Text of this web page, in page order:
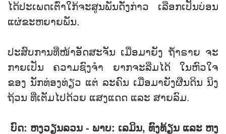
ໄດ້ປະເພດເຕົ່າໃກ້ຈະສູນພັນດັ່ງກ່າວ ເລືອກເປັນບ່ອນ
ແຜ່ຂະຫຍາຍພັນ.
ປະສົບການທ່ີໜ້າອັດສະຈັນ ເມື່ອມາຍັງ ຖ້ຳຣາຍ ຈະ
ກາຍເປັນ ຄວາມຊົງຈໍາ ຍາກຈະລືມໄດ້​ ໃນຫົວໃຈ
ຂອງ ນັກທ່ອງທ່ຽວ ແຕ່ ລະຄົນ ເມື່ອມາຍັງຜືນດິນ ນິງ
ຖ້ວນ ທ່ີເຕັມໄປດ້ວຍ ແສງແດດ ແລະ ສາຍລົມ.
ບົດ: ຫງວຽນລວນ - ພາບ: ເລມິນ, ທົງທ້ຽນ ແລະ ຫງ